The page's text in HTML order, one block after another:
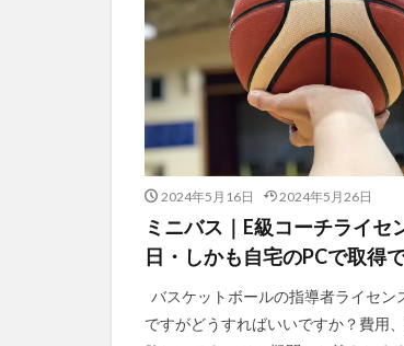
2024年5月16日 2024年5月26日
ミニバス｜E級コーチライセ
日・しかも自宅のPCで取得
バスケットボールの指導者ライセン
ですがどうすればいいですか？費用